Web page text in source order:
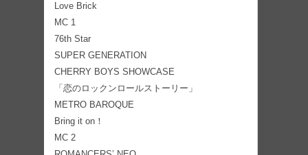
Love Brick
MC 1
76th Star
SUPER GENERATION
CHERRY BOYS SHOWCASE
「恋のロックンロールストーリー」
METRO BAROQUE
Bring it on！
MC 2